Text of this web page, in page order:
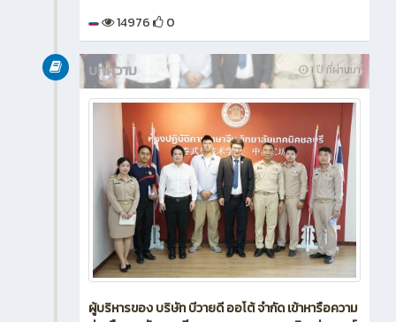
14976 0
1 ปี ที่ผ่านมา
บทความ
ผู้บริหารของ บริษัท บีวายดี ออโต้ จำกัด เข้าหารือความ